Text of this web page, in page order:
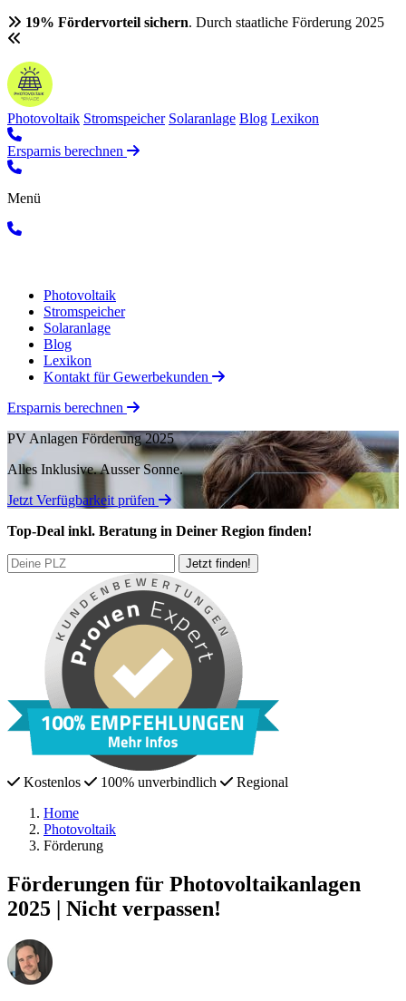
19% Fördervorteil sichern. Durch staatliche Förderung 2025
Photovoltaik Stromspeicher Solaranlage Blog Lexikon
Ersparnis berechnen
Menü
Photovoltaik
Stromspeicher
Solaranlage
Blog
Lexikon
Kontakt für Gewerbekunden
Ersparnis berechnen
PV Anlagen Förderung 2025
Alles Inklusive.Ausser Sonne.
Jetzt Verfügbarkeit prüfen
Top-Deal inkl. Beratung in Deiner Region finden!
Kostenlos 100% unverbindlich
Regional
Home
Photovoltaik
Förderung
Förderungen für Photovoltaikanlagen
2025 | Nicht verpassen!